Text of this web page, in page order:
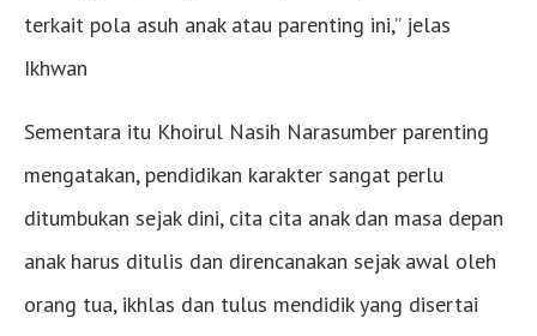
terkait pola asuh anak atau parenting ini,” jelas
Ikhwan
Sementara itu Khoirul Nasih Narasumber parenting
mengatakan, pendidikan karakter sangat perlu
ditumbukan sejak dini, cita cita anak dan masa depan
anak harus ditulis dan direncanakan sejak awal oleh
orang tua, ikhlas dan tulus mendidik yang disertai